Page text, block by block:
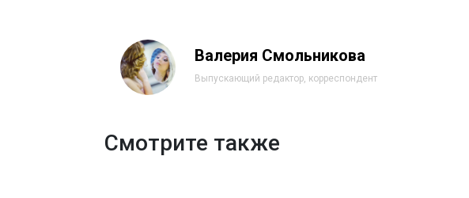
Валерия Смольникова
Выпускающий редактор, корреспондент
Смотрите также